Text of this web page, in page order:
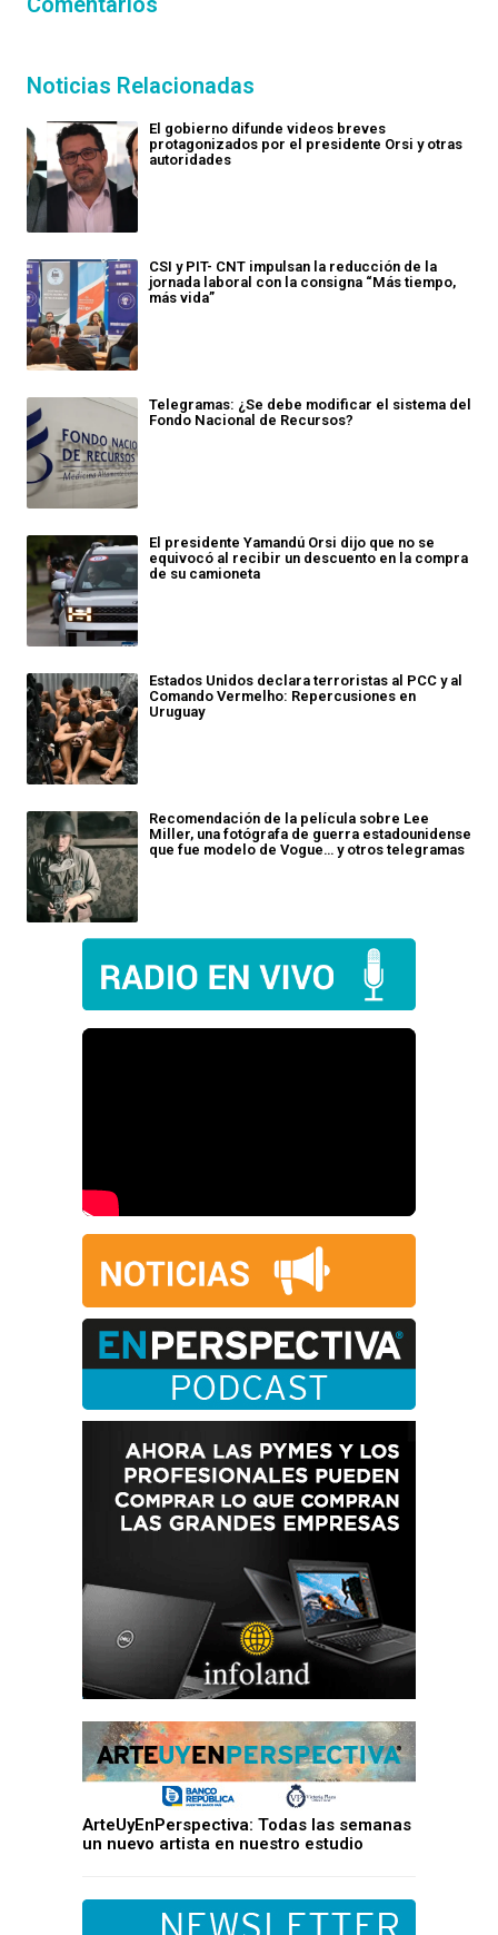
Noticias Relacionadas
El gobierno difunde videos breves
protagonizados por el presidente Orsi y otras
autoridades
CSI y PIT- CNT impulsan la reducción de la
jornada laboral con la consigna “Más tiempo,
más vida”
Telegramas: ¿Se debe modificar el sistema del
Fondo Nacional de Recursos?
El presidente Yamandú Orsi dijo que no se
equivocó al recibir un descuento en la compra
de su camioneta
Estados Unidos declara terroristas al PCC y al
Comando Vermelho: Repercusiones en
Uruguay
Recomendación de la película sobre Lee
Miller, una fotógrafa de guerra estadounidense
que fue modelo de Vogue… y otros telegramas
ArteUyEnPerspectiva: Todas las semanas
un nuevo artista en nuestro estudio